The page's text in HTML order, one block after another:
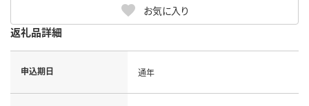
お気に入り
返礼品詳細
申込期日 通年